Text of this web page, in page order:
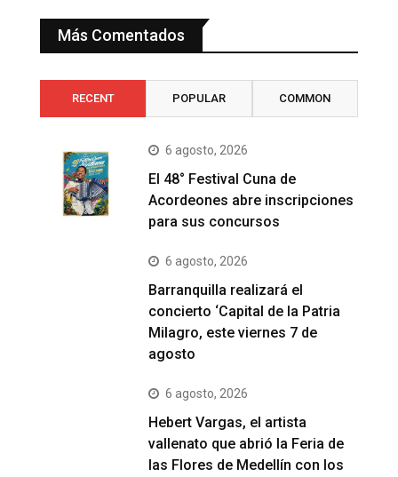
Más Comentados
RECENT POPULAR COMMON
6 agosto, 2026
El 48° Festival Cuna de
Acordeones abre inscripciones
para sus concursos
6 agosto, 2026
Barranquilla realizará el
concierto ‘Capital de la Patria
Milagro, este viernes 7 de
agosto
6 agosto, 2026
Hebert Vargas, el artista
vallenato que abrió la Feria de
las Flores de Medellín con los